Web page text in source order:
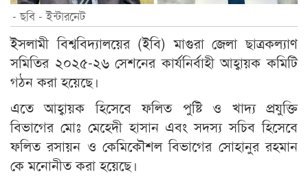
- ছবি - ইন্টারনেট
ইসলামী বিশ্ববিদ্যালয়ের (ইবি) মাগুরা জেলা ছাত্রকল্যাণ
সমিতির ২০২৫-২৬ সেশনের কার্যনির্বাহী আহ্বায়ক কমিটি
গঠন করা হয়েছে।
এতে আহ্বায়ক হিসেবে ফলিত পুষ্টি ও খাদ্য প্রযুক্তি
বিভাগের মোঃ মেহেদী হাসান এবং সদস্য সচিব হিসেবে
ফলিত রসায়ন ও কেমিকৌশল বিভাগের সোহানুর রহমান
কে মনোনীত করা হয়েছে।